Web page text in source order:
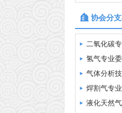
协会分
二氧化碳
氢气专业
气体分析技
焊割气专
液化天然
上海瑞气
北京科技大
中国计量
陕西秦风
中船(邯郸)派
四川空分设
浙江宏源气
沈阳洪生气